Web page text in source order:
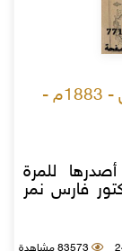
مجلة المقتطف البيروتية - المجلد الثامن - 1883م -
للمرة
فارس نمر
83573 مشاهدة